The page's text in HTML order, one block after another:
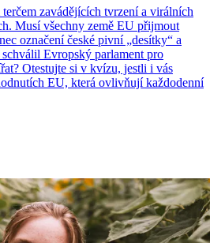
zavádějících tvrzení a virálních
Musí všechny země EU přijmout
označení české pivní „desítky“ a
Evropský parlament pro
Otestujte si v kvízu, jestli i vás
EU, která ovlivňují každodenní